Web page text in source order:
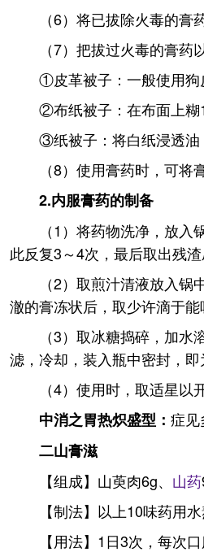
（6）将已拔除火毒的
（7）把拔过火毒的膏
①皮革被子：一般使用狗
②布纸被子：在布面上糊
③纸被子：将白纸浸透油
（8）使用膏药时，可
2.内服膏药的制备
（1）将药物洗净，放
此反复3～4次，最后取出残
（2）取煎汁清液放入
澈的膏冻状后，取少许滴于
（3）取冰糖捣碎，加
滤，冷却，装入瓶中密封，即
（4）使用时，取适星以
中消之胃热炽盛型： 症
二山膏滋
【组成】山萸肉6g、 山药
【制法】以上10味药用
【用法】1日3次，每次